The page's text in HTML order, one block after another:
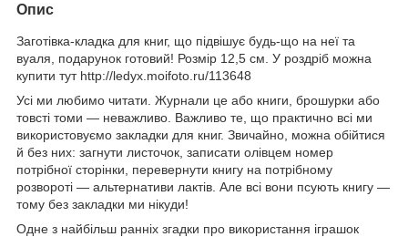
Опис
Заготівка-кладка для книг, що підвішує будь-що на неї та
вуаля, подарунок готовий! Розмір 12,5 см. У роздріб можна
купити тут http://ledyx.moifoto.ru/113648
Усі ми любимо читати. Журнали це або книги, брошурки або
товсті томи — неважливо. Важливо те, що практично всі ми
використовуємо закладки для книг. Звичайно, можна обійтися
й без них: загнути листочок, записати олівцем номер
потрібної сторінки, перевернути книгу на потрібному
розвороті — альтернативи лактів. Але всі вони псують книгу —
тому без закладки ми нікуди!
Одне з найбільш ранніх згадки про використання іграшок